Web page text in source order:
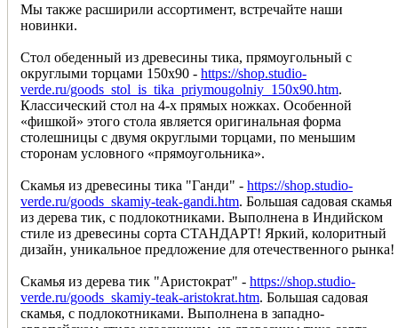
Мы также расширили ассортимент, встречайте наши
новинки.
Стол обеденный из древесины тика, прямоугольный с
округлыми торцами 150х90 - https://shop.studio-
verde.ru/goods_stol_is_tika_priymougolniy_150x90.htm.
Классический стол на 4-х прямых ножках. Особенной
«фишкой» этого стола является оригинальная форма
столешницы с двумя округлыми торцами, по меньшим
сторонам условного «прямоугольника».
Скамья из древесины тика "Ганди" - https://shop.studio-
verde.ru/goods_skamiy-teak-gandi.htm. Большая садовая скамья
из дерева тик, с подлокотниками. Выполнена в Индийском
стиле из древесины сорта СТАНДАРТ! Яркий, колоритный
дизайн, уникальное предложение для отечественного рынка!
Скамья из дерева тик "Аристократ" - https://shop.studio-
verde.ru/goods_skamiy-teak-aristokrat.htm. Большая садовая
скамья, с подлокотниками. Выполнена в западно-